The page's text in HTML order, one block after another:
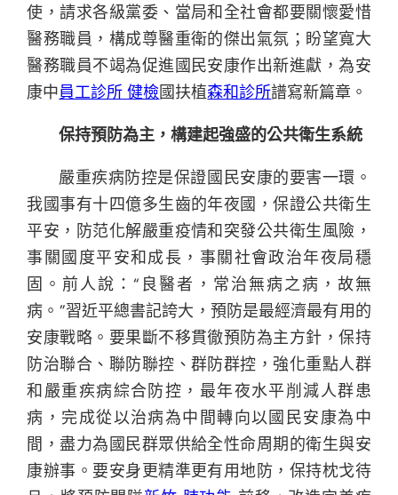
使，請求各級黨委、當局和全社會都要關懷愛惜
醫務職員，構成尊醫重衛的傑出氣氛；盼望寬大
醫務職員不竭為促進國民安康作出新進獻，為安
康中員工診所 健檢國扶植森和診所譜寫新篇章。
保持預防為主，構建起強盛的公共衛生系統
嚴重疾病防控是保證國民安康的要害一環。
我國事有十四億多生齒的年夜國，保證公共衛生
平安，防范化解嚴重疫情和突發公共衛生風險，
事關國度平安和成長，事關社會政治年夜局穩
固。前人說：“良醫者，常治無病之病，故無
病。”習近平總書記誇大，預防是最經濟最有用的
安康戰略。要果斷不移貫徹預防為主方針，保持
防治聯合、聯防聯控、群防群控，強化重點人群
和嚴重疾病綜合防控，最年夜水平削減人群患
病，完成從以治病為中間轉向以國民安康為中
間，盡力為國民群眾供給全性命周期的衛生與安
康辦事。要安身更精準更有用地防，保持枕戈待